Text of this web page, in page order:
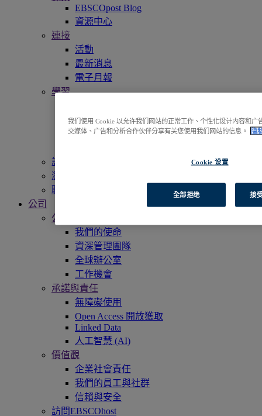
EBSCOpost Blog
資源中心
連接
活動
最新消息
電子月報
學習
EBSCO 學會
宣傳資料
訪問EBSCOhost
瀏覽產品
聯絡我們
公司
公司簡介
我們的使命
資深管理團隊
全球辦公室
工作機會
承諾與責任
無障礙使用
Open Access 開放獲取
Linked Data
人工智慧 (AI)
價值觀
企業社會責任
我們的員工與社群
信賴與安全
訪問EBSCOhost
我们使用 Cookie 以允许我们网站的正常工作、个性化设计内容和
交媒体、广告和分析合作伙伴分享有关您使用我们网站的信息。
隐
Cookie 设置
全部拒绝 接